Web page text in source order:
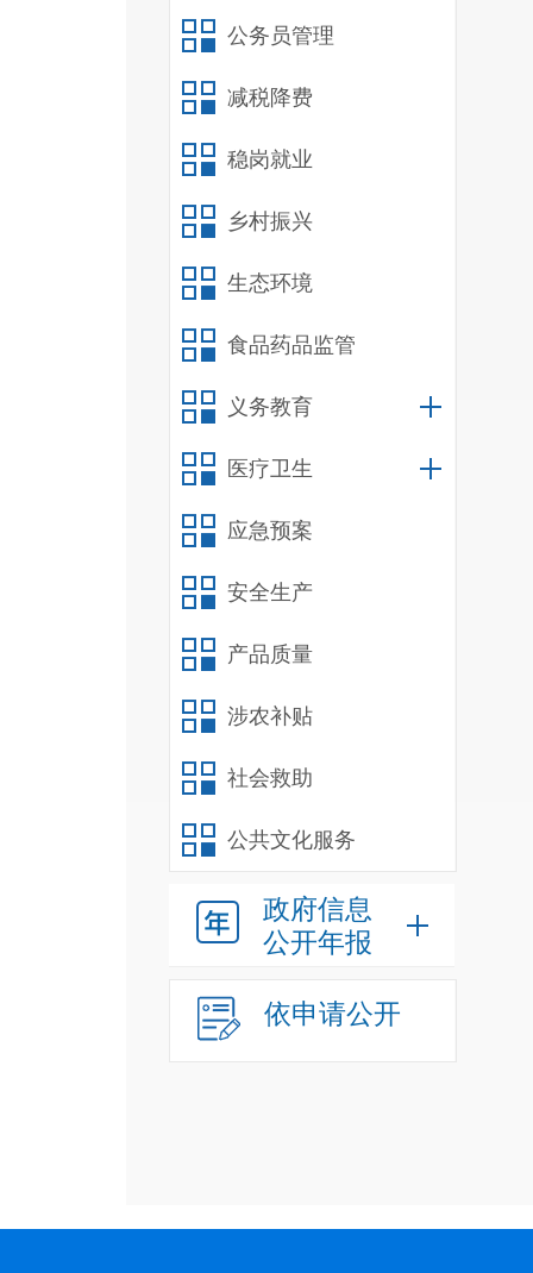
公务员管理
减税降费
稳岗就业
乡村振兴
生态环境
食品药品监管
义务教育
医疗卫生
应急预案
安全生产
产品质量
涉农补贴
社会救助
公共文化服务
政府信息
公开年报
依申请公开